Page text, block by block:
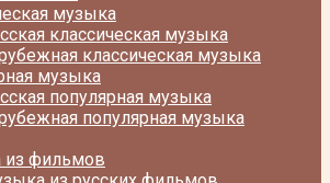
музыка
классическая музыка
классическая музыка
музыка
популярная музыка
популярная музыка
фильмов